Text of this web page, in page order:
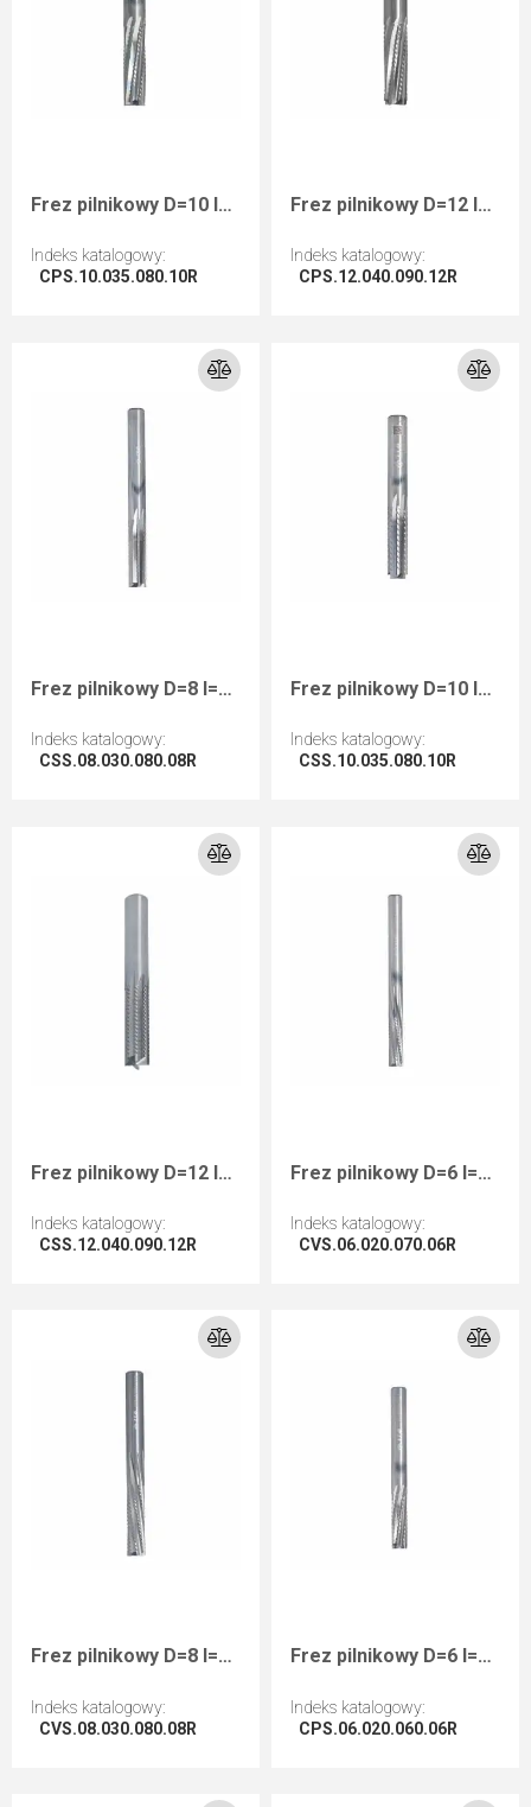
Frez pilnikowy D=10 I=35 L=80 S=10 RHwykańczający kompozyty
Indeks katalogowy:
CPS.10.035.080.10R
Frez pilnikowy D=12 I=40 L=90 S=12 RHwykańczający kompozyty
Indeks katalogowy:
CPS.12.040.090.12R
Frez pilnikowy D=8 I=30 L=80 S=8 RHwykańczający kompozyty
Indeks katalogowy:
CSS.08.030.080.08R
Frez pilnikowy D=10 I=35 L=80 S=10 RHwykańczający kompozyty
Indeks katalogowy:
CSS.10.035.080.10R
Frez pilnikowy D=12 I=40 L=90 S=12 RHwykańczający kompozyty
Indeks katalogowy:
CSS.12.040.090.12R
Frez pilnikowy D=6 I=20 L=70 S=6 RHwykańczający negatyw
Indeks katalogowy:
CVS.06.020.070.06R
Frez pilnikowy D=8 I=30 L=80 S=8 RHwykańczający negatyw
Indeks katalogowy:
CVS.08.030.080.08R
Frez pilnikowy D=6 I=20 L=60 S=6 RHwykańczający kompozyty
Indeks katalogowy:
CPS.06.020.060.06R